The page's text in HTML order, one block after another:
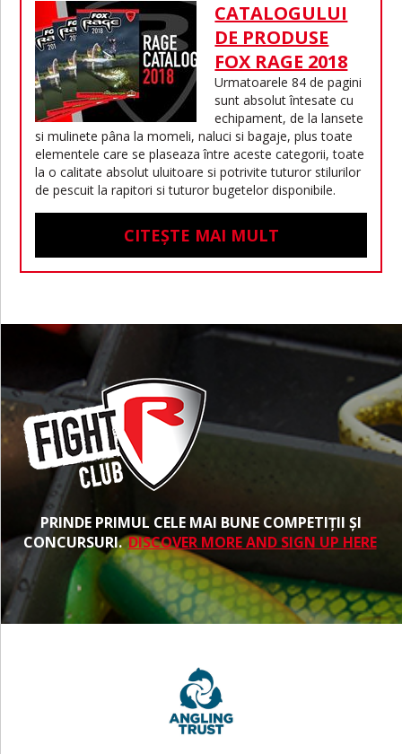
CATALOGULUI
DE PRODUSE
FOX RAGE 2018
Urmatoarele 84 de pagini
sunt absolut întesate cu
echipament, de la lansete
si mulinete pâna la momeli, naluci si bagaje, plus toate
elementele care se plaseaza între aceste categorii, toate
la o calitate absolut uluitoare si potrivite tuturor stilurilor
de pescuit la rapitori si tuturor bugetelor disponibile.
CITEȘTE MAI MULT
PRINDE PRIMUL CELE MAI BUNE COMPETIȚII ȘI
CONCURSURI.DISCOVER MORE AND SIGN UP HERE